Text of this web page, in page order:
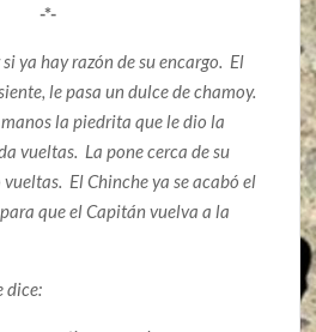
-*-
ya hay razón de su encargo. El
le pasa un dulce de chamoy.
la piedrita que le dio la
vueltas. La pone cerca de su
El Chinche ya se acabó el
que el Capitán vuelva a la
dice: